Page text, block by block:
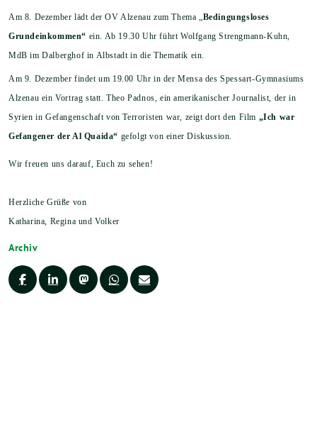
Am 8. Dezember lädt der OV Alzenau zum Thema „Bedingungsloses
Grundeinkommen“ ein. Ab 19.30 Uhr führt Wolfgang Strengmann-Kuhn,
MdB im Dalberghof in Albstadt in die Thematik ein.
Am 9. Dezember findet um 19.00 Uhr in der Mensa des Spessart-Gymnasiums
Alzenau ein Vortrag statt. Theo Padnos, ein amerikanischer Journalist, der in
Syrien in Gefangenschaft von Terroristen war, zeigt dort den Film „Ich war
Gefangener der Al Quaida“ gefolgt von einer Diskussion.
Wir freuen uns darauf, Euch zu sehen!
Herzliche Grüße von
Katharina, Regina und Volker
Archiv